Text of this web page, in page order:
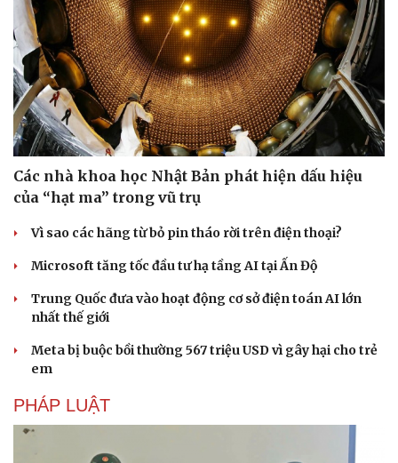
Sức khỏe
Dinh dưỡng - món ngon
Cây thuốc
Sản phụ khoa
Nhi khoa
Nam khoa
Làm đẹp - giảm cân
Phòng mạch online
Đời sống
Nhà đẹp
Blog
Tình yêu - Gia đình
Các nhà khoa học Nhật Bản phát hiện dấu hiệu
của “hạt ma” trong vũ trụ
Vì sao các hãng từ bỏ pin tháo rời trên điện thoại?
Microsoft tăng tốc đầu tư hạ tầng AI tại Ấn Độ
Trung Quốc đưa vào hoạt động cơ sở điện toán AI lớn
nhất thế giới
Meta bị buộc bồi thường 567 triệu USD vì gây hại cho trẻ
em
PHÁP LUẬT